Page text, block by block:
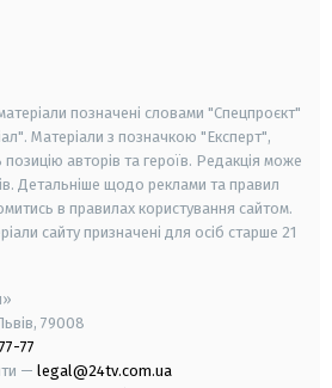
позначені словами "Спецпроєкт"
Матеріали з позначкою "Експерт",
авторів та героїв. Редакція може
Детальніше щодо реклами та правил
в правилах користування сайтом.
сайту призначені для осіб старше 21
79008
77
— legal@24tv.com.ua